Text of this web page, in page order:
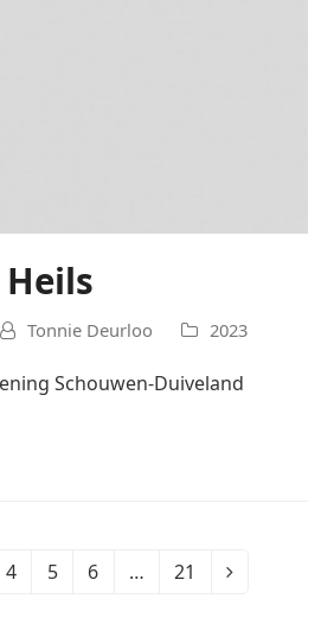
Tonnie Deurloo 2023
Schouwen-Duiveland
Page
4 Page
5 Page
6 … Page
21 Volgende